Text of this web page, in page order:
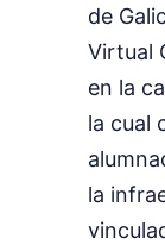
de
Virtual
en la
la cual
la